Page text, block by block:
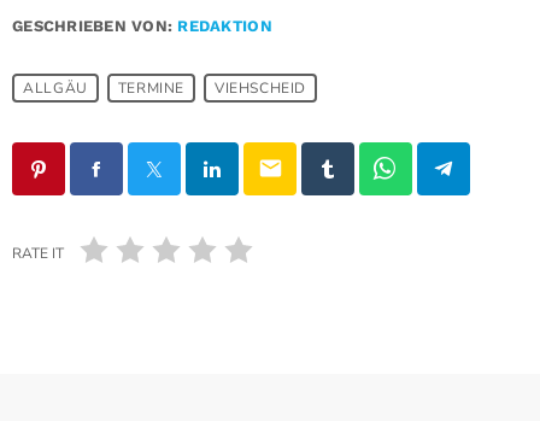
GESCHRIEBEN VON: REDAKTION
ALLGÄU TERMINE VIEHSCHEID
email
RATE IT